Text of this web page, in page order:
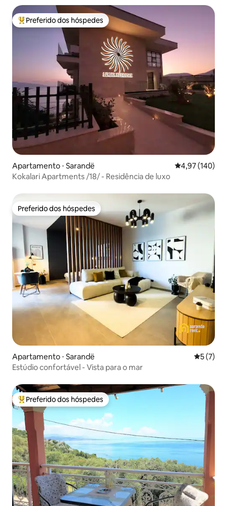
Entre os melhores preferidos dos hóspedes
Preferido dos hóspedes
Apartamento ⋅ Sarandë 4,97 de uma
4,97 (140)
Kokalari Apartments /18/ - Residência de luxo
Preferido dos hóspedes
Preferido dos hóspedes
Apartamento ⋅ Sarandë 5 de
5 (7)
Estúdio confortável - Vista para o mar
Entre os melhores preferidos dos hóspedes
Preferido dos hóspedes